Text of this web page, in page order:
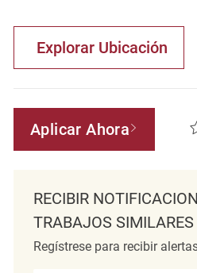
Explorar Ubicación
Aplicar Ahora
RECIBIR
TRABAJOS SIMILARES
Regístrese para recibir